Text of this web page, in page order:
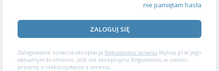
nie pamiętam hasła
ZALOGUJ SIĘ
Zalogowanie oznacza akceptację Regulaminu serwisu Wykop.pl w jego
aktualnym brzmieniu. Jeśli nie akceptujesz Regulaminu w całości,
prosimy o niekorzystanie z serwisu.